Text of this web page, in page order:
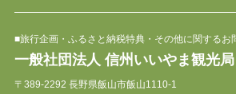
■旅行企画・ふるさと納税特典・その他に関するお
一般社団法人 信州いいやま観光局
〒389-2292 長野県飯山市飯山1110-1